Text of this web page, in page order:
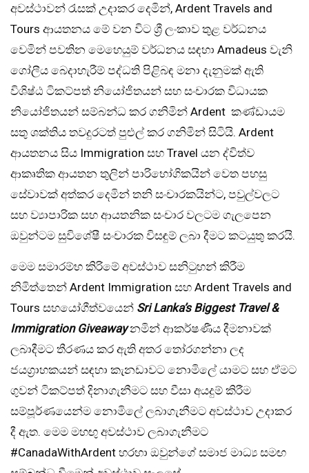
අවස්ථාවන් රැසක් උදාකර දෙමින්, Ardent Travels and
Tours ආයතනය මේ වන විට ශ්‍රී ලංකාව තුළ වර්ධනය
වෙමින් පවතින මෙහෙයුම් වර්ධනය සඳහා Amadeus වැනි
ගෝලීය බෙදාහැරීම් පද්ධති පිළිබඳ මනා දැනුමක් ඇති
විශිෂ්ඨ ටිකට්පත් නියෝජිතයන් සහ සංචාරක විධායක
නියෝජිතයන් සම්බන්ධ කර ගනිමින් Ardent කණ්ඩායම
සතු ශක්තිය තවදුරටත් පුළුල් කර ගනිමින් සිටියි. Ardent
ආයතනය සිය Immigration සහ Travel යන ද්විත්ව
ආකෘතික ආයතන තුලින් පාරිභෝගිකයින් වෙත පහසු
සේවාවක් අත්කර දෙමින් තනි සංචාරකයින්ට, පවුල්වලට
සහ ව්‍යාපාරික සහ ආයතනික සංචාර වලටම ගැලපෙන
ඔවුන්ටම සුවිශේෂී සංචාරක විසඳුම් ලබා දීමට කටයුතු කරයි.
මෙම සමාරම්භ කිරිමේ අවස්ථාව සනිටුහන් කිරීම
නිමිත්තෙන් Ardent Immigration සහ Ardent Travels and
Tours සහයෝගීත්වයෙන් Sri Lanka’s Biggest Travel &
Immigration Giveawayනමින් ආකර්ෂණීය දීමනාවක්
ලබාදීමට තීරණය කර ඇති අතර තෝරගන්නා ලද
ජයග්‍රාහකයන් සඳහා කැනඩාවට නොමිලේ යාමට සහ ඒමට
ගුවන් ටිකට්පත් දිනාගැනීමට සහ වීසා අයදුම් කිරීම
සම්පූර්ණයෙන්ම නොමිලේ ලබාගැනීමට අවස්ථාව උදාකර
දී ඇත. මෙම මහඟු අවස්ථාව ලබාගැනීමට
#CanadaWithArdent හරහා ඔවුන්ගේ සමාජ මාධ්‍ය සමඟ